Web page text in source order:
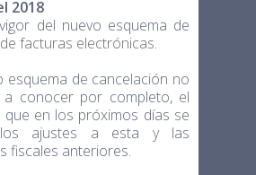
2018
del nuevo esquema de
facturas electrónicas.
esquema de cancelación no
conocer por completo, el
que en los próximos días se
los ajustes a esta y las
fiscales anteriores.